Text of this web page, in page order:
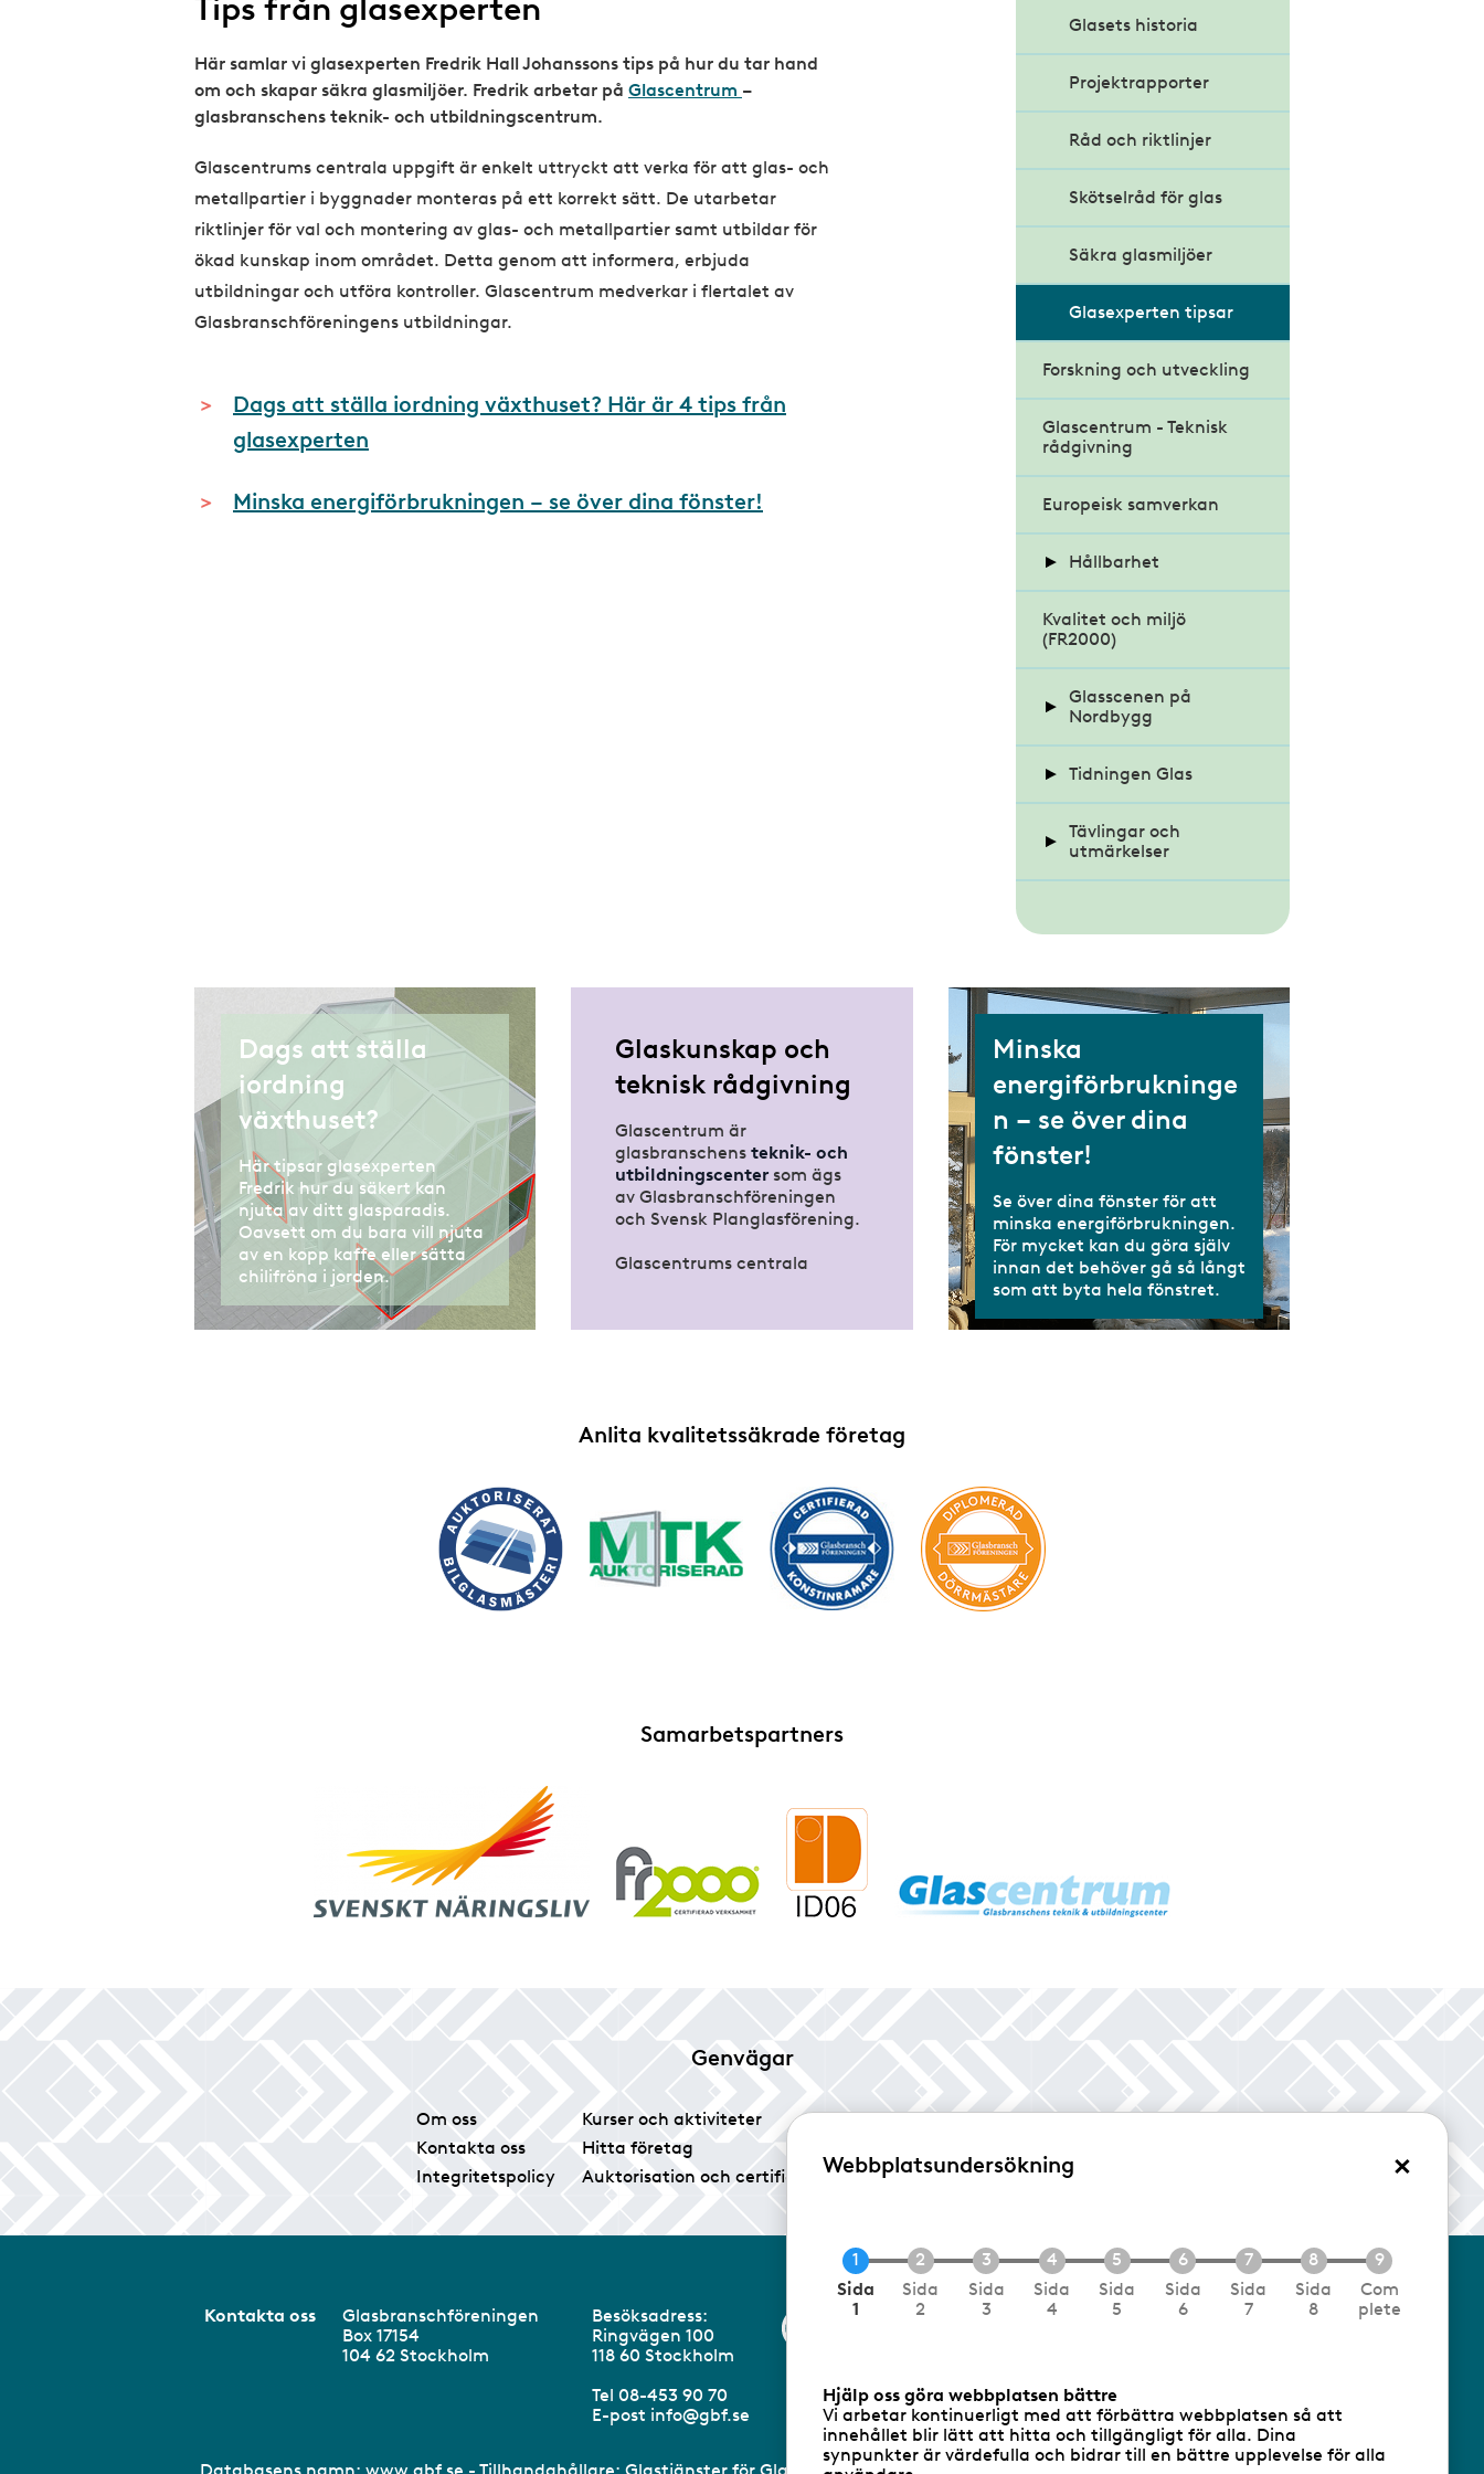
b
Tips från glasexperten
Här samlar vi glasexperten Fredrik Hall Johanssons tips på hur du tar hand
om och skapar säkra glasmiljöer. Fredrik arbetar på Glascentrum –
glasbranschens teknik- och utbildningscentrum.
Glascentrums centrala uppgift är enkelt uttryckt att verka för att glas- och
metallpartier i byggnader monteras på ett korrekt sätt. De utarbetar
riktlinjer för val och montering av glas- och metallpartier samt utbildar för
ökad kunskap inom området. Detta genom att informera, erbjuda
utbildningar och utföra kontroller. Glascentrum medverkar i flertalet av
Glasbranschföreningens utbildningar.
Dags att ställa iordning växthuset? Här är 4 tips från
glasexperten
Minska energiförbrukningen – se över dina fönster!
byggnader
Miljöbyggnad 4.0
Modernare byggregler
Möjligheternas
Glasets historia
Projektrapporter
Råd och riktlinjer
Skötselråd för glas
Säkra glasmiljöer
Glasexperten tipsar
Forskning och utveckling
Glascentrum - Teknisk
rådgivning
Europeisk samverkan
Hållbarhet
Berätta om företagets
satsning
Färdplan 2045 (bygg-
och anläggning)
Återvinning
Kvalitet och miljö
(FR2000)
Glasscenen på
Nordbygg
Seminarier på
Seminarier på
Tidningen Glas
Nyheter
Hälsa
Miljö
Teknik
Tävlingar och
utmärkelser
Glaspärlan
All projekt -
Glaspriset
Glaspärlan
Vinnare av
Glaspärlan
Vinnare av
Glaspriset
SM i konstinramning
2025
SM i inramning 2020
SM i inramning 2016
SM i inramning 2014
Dags att ställa
iordning
växthuset?
Här tipsar glasexperten
Fredrik hur du säkert kan
njuta av ditt glasparadis.
Oavsett om du bara vill njuta
av en kopp kaffe eller sätta
chilifröna i jorden.
Glaskunskap och
teknisk rådgivning
Glascentrum är
glasbranschensteknik- och
utbildningscenter som ägs
av Glasbranschföreningen
och Svensk Planglasförening.
Glascentrums centrala
byggnadermonteras på ett
för ökad kunskapinom
Minska
energiförbrukninge
n – se över dina
fönster!
Se över dina fönster för att
minska energiförbrukningen.
För mycket kan du göra själv
innan det behöver gå så långt
som att byta hela fönstret.
Anlita kvalitetssäkrade företag
Samarbetspartners
Genvägar
Om oss
Kontakta oss
Integritetspolicy
Kurser och aktiviteter
Hitta företag
Auktorisation och certifiering
Tidningen Glas
Medlemsservice/Logga in
Kontakta oss
Glasbranschföreningen
Box 17154
104 62 Stockholm
Besöksadress:
Ringvägen 100
118 60 Stockholm
Tel 08-453 90 70
E-post info@gbf.se
Databasens namn: www.gbf.se - Tillhandahållare: Glastjänster för Glasbranschföreningen AB - Ansvarig utgivare: Sofia Wahlgren
Webbplatsundersökning ×
C
n
t
Sida
1
Sida
2
Sida
3
Sida
4
Sida
5
Sida
6
Sida
7
Sida
8
Com
plete
Hjälp oss göra webbplatsen bättre
Vi arbetar kontinuerligt med att förbättra webbplatsen så att
innehållet blir lätt att hitta och tillgängligt för alla. Dina
synpunkter är värdefulla och bidrar till en bättre upplevelse för alla